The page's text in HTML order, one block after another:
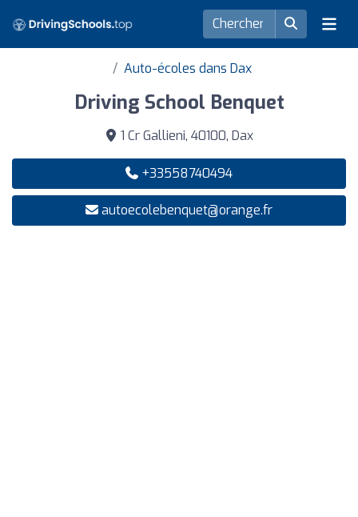
Auto-écoles dans Dax
Driving School Benquet
1 Cr Gallieni, 40100, Dax
+33558740494
autoecolebenquet@orange.fr